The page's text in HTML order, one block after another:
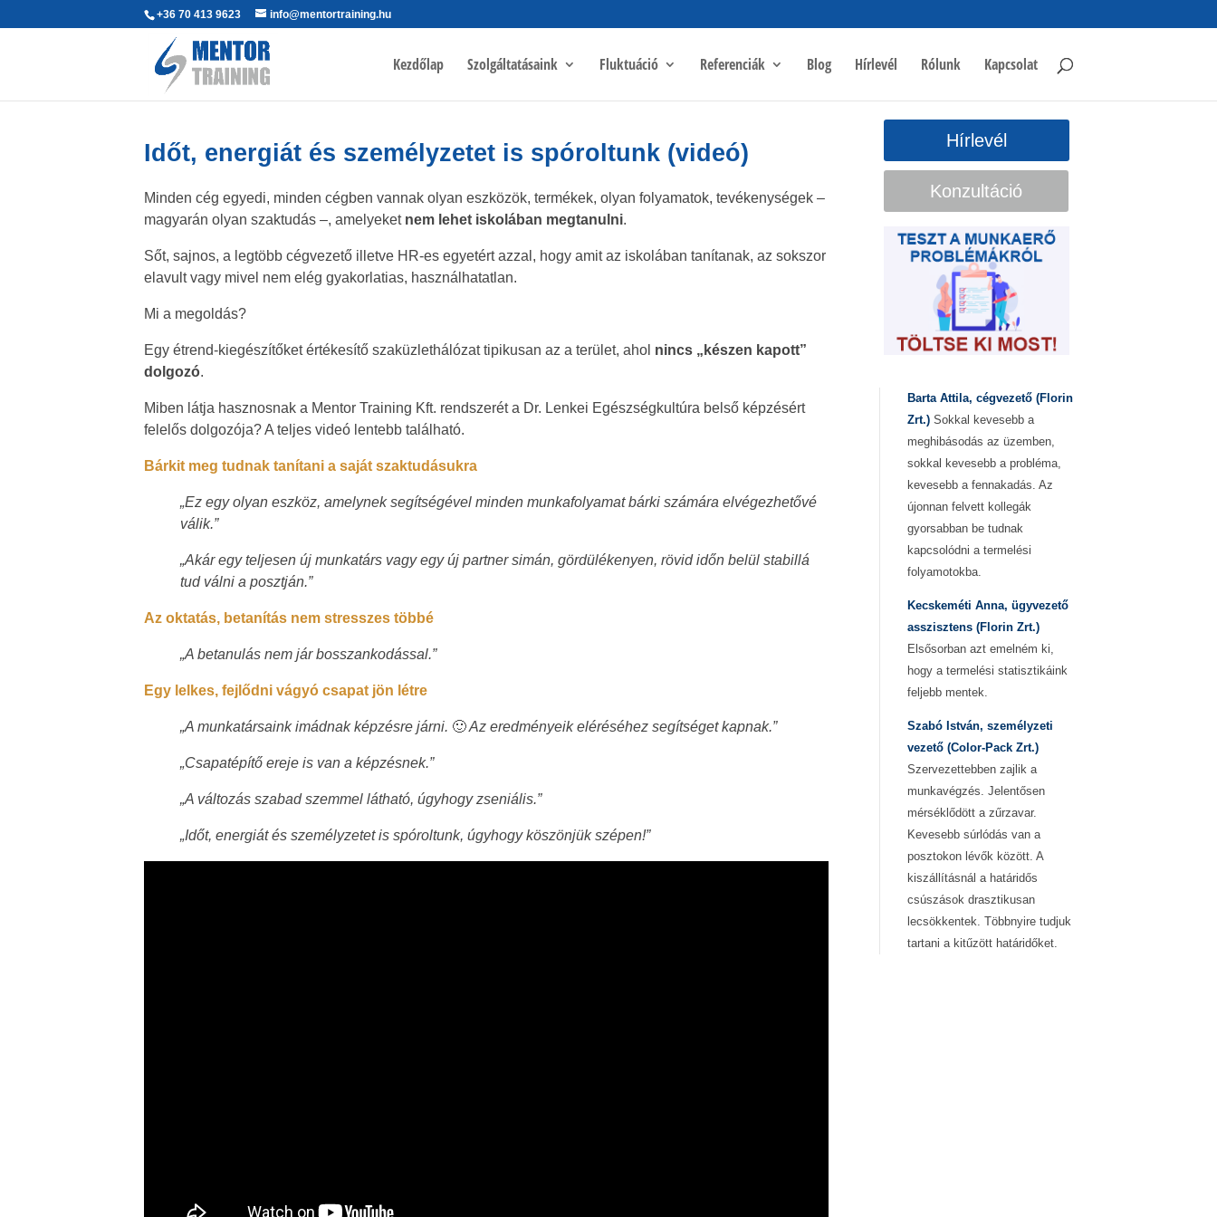
+36 70 413 9623 info@mentortraining.hu
Kezdőlap Szolgáltatásaink Fluktuáció Referenciák Blog Hírlevél Rólunk Kapcsolat
Időt, energiát és személyzetet is spóroltunk (videó)
Minden cég egyedi, minden cégben vannak olyan eszközök, termékek, olyan folyamatok, tevékenységek –
magyarán olyan szaktudás –, amelyeket nem lehet iskolában megtanulni.
Sőt, sajnos, a legtöbb cégvezető illetve HR-es egyetért azzal, hogy amit az iskolában tanítanak, az sokszor
elavult vagy mivel nem elég gyakorlatias, használhatatlan.
Mi a megoldás?
Egy étrend-kiegészítőket értékesítő szaküzlethálózat tipikusan az a terület, ahol nincs „készen kapott”
dolgozó.
Miben látja hasznosnak a Mentor Training Kft. rendszerét a Dr. Lenkei Egészségkultúra belső képzésért
felelős dolgozója? A teljes videó lentebb található.
Bárkit meg tudnak tanítani a saját szaktudásukra
„Ez egy olyan eszköz, amelynek segítségével minden munkafolyamat bárki számára elvégezhetővé
válik.”
„Akár egy teljesen új munkatárs vagy egy új partner simán, gördülékenyen, rövid időn belül stabillá
tud válni a posztján.”
Az oktatás, betanítás nem stresszes többé
„A betanulás nem jár bosszankodással.”
Egy lelkes, fejlődni vágyó csapat jön létre
„A munkatársaink imádnak képzésre járni. 🙂Az eredményeik eléréséhez segítséget kapnak.”
„Csapatépítő ereje is van a képzésnek.”
„A változás szabad szemmel látható, úgyhogy zseniális.”
„Időt, energiát és személyzetet is spóroltunk, úgyhogy köszönjük szépen!”
Hírlevél
Konzultáció
Barta Attila, cégvezető (Florin
Zrt.) Sokkal kevesebb a
meghibásodás az üzemben,
sokkal kevesebb a probléma,
kevesebb a fennakadás. Az
újonnan felvett kollegák
gyorsabban be tudnak
kapcsolódni a termelési
folyamotokba.
Kecskeméti Anna, ügyvezető
asszisztens (Florin Zrt.)
Elsősorban azt emelném ki,
hogy a termelési statisztikáink
feljebb mentek.
Szabó István, személyzeti
vezető (Color-Pack Zrt.)
Szervezettebben zajlik a
munkavégzés. Jelentősen
mérséklődött a zűrzavar.
Kevesebb súrlódás van a
posztokon lévők között. A
kiszállításnál a határidős
csúszások drasztikusan
lecsökkentek. Többnyire tudjuk
tartani a kitűzött határidőket.